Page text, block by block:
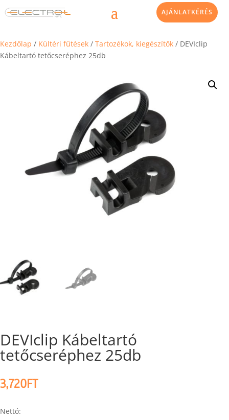
AJÁNLATKÉRÉS
Kezdőlap / Kültéri fűtések / Tartozékok, kiegészítők / DEVIclip
Kábeltartó tetőcseréphez 25db
DEVIclip Kábeltartó
tetőcseréphez 25db
3,720FT
Nettó: